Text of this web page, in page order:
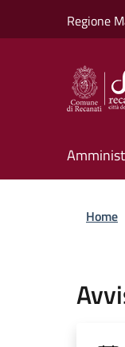
Regione
Home